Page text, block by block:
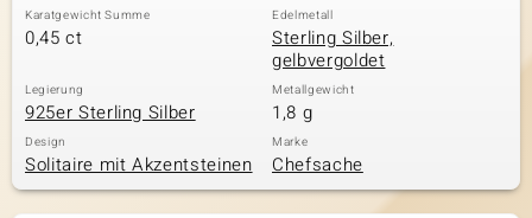
Classics
Karatgewicht Summe
0,45 ct
Edelmetall
Sterling Silber,
gelbvergoldet
Legierung
925er Sterling Silber
Metallgewicht
1,8 g
Design
Solitaire mit Akzentsteinen
Marke
Chefsache